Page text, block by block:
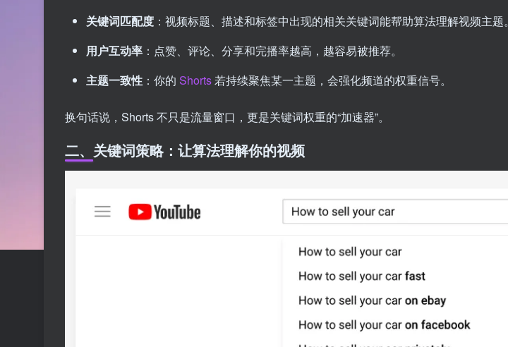
关键词匹配度 ：视频标题、描述和标签中出现的相关关键词能帮助算法理解视频主题。
用户互动率 ：点赞、评论、分享和完播率越高，越容易被推荐。
主题一致性 ：你的 Shorts若持续聚焦某一主题，会强化频道的权重信号。
换句话说，Shorts 不只是流量窗口，更是关键词权重的“加速器”。
二、关键词策略：让算法理解你的视频